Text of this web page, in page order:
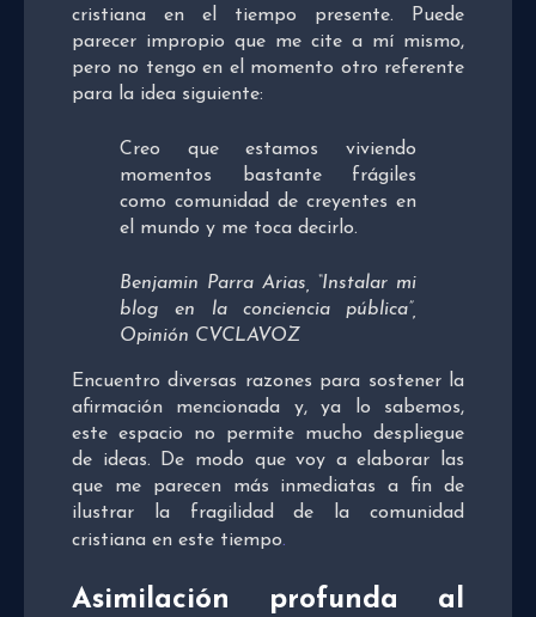
cristiana en el tiempo presente. Puede
parecer impropio que me cite a mí mismo,
pero no tengo en el momento otro referente
para la idea siguiente:
Creo que estamos viviendo
momentos bastante frágiles
como comunidad de creyentes en
el mundo y me toca decirlo.
Benjamin Parra Arias, “Instalar mi
blog en la conciencia pública”,
Opinión CVCLAVOZ
Encuentro diversas razones para sostener la
afirmación mencionada y, ya lo sabemos,
este espacio no permite mucho despliegue
de ideas. De modo que voy a elaborar las
que me parecen más inmediatas a fin de
ilustrar la fragilidad de la comunidad
cristiana en este tiempo.
Asimilación profunda al